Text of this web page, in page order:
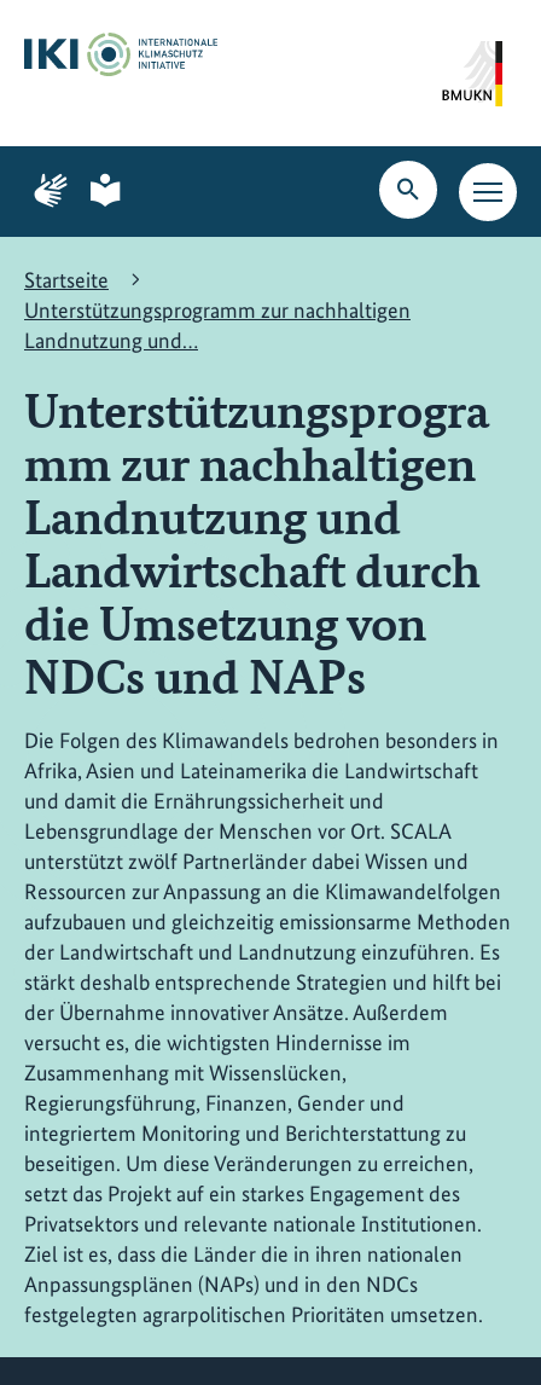
Hauptinhalt
springen
Suche
springen
Hauptnavigation
springen
Zur
Seite
Gebärdensprache
Zur
Seite
leichte
Suche
öffnen
Startseite
Unterstützungsprogramm zur nachhaltigen
Landnutzung und…
Unterstützungsprogra
mm zur nachhaltigen
Landnutzung und
Landwirtschaft durch
die Umsetzung von
NDCs und NAPs
Die Folgen des Klimawandels bedrohen besonders in
Afrika, Asien und Lateinamerika die Landwirtschaft
und damit die Ernährungssicherheit und
Lebensgrundlage der Menschen vor Ort. SCALA
unterstützt zwölf Partnerländer dabei Wissen und
Ressourcen zur Anpassung an die Klimawandelfolgen
aufzubauen und gleichzeitig emissionsarme Methoden
der Landwirtschaft und Landnutzung einzuführen. Es
stärkt deshalb entsprechende Strategien und hilft bei
der Übernahme innovativer Ansätze. Außerdem
versucht es, die wichtigsten Hindernisse im
Zusammenhang mit Wissenslücken,
Regierungsführung, Finanzen, Gender und
integriertem Monitoring und Berichterstattung zu
beseitigen. Um diese Veränderungen zu erreichen,
setzt das Projekt auf ein starkes Engagement des
Privatsektors und relevante nationale Institutionen.
Ziel ist es, dass die Länder die in ihren nationalen
Anpassungsplänen (NAPs) und in den NDCs
festgelegten agrarpolitischen Prioritäten umsetzen.